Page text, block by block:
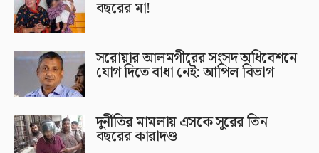
বছরের মা!
সরোয়ার আলমগীরের সংসদ অধিবেশনে
যোগ দিতে বাধা নেই: আপিল বিভাগ
দুর্নীতির মামলায় এসকে সুরের তিন
বছরের কারাদণ্ড